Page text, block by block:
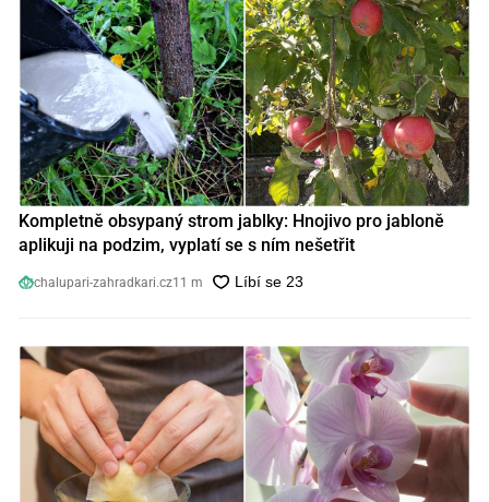
Kompletně obsypaný strom jablky: Hnojivo pro jabloně
aplikuji na podzim, vyplatí se s ním nešetřit
chalupari-zahradkari.cz11 m